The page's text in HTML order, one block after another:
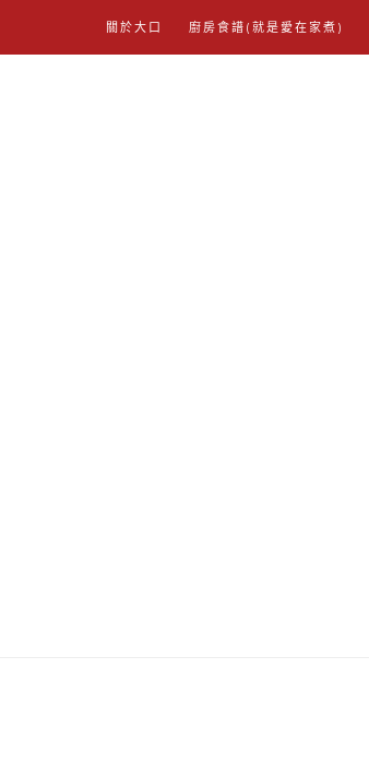
關於大口 廚房食譜(就是愛在家煮)